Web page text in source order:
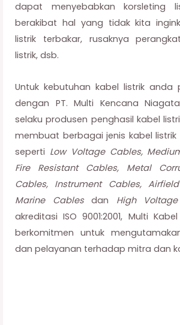
dapat menyebabkan korsleting
berakibat hal yang tidak kita
listrik terbakar, rusaknya
listrik, dsb.
Untuk kebutuhan kabel listrik anda
dengan PT. Multi Kencana
selaku produsen penghasil kabel
membuat berbagai jenis kabel listrik
seperti Low Voltage Cables,
Fire Resistant Cables, Metal
Cables, Instrument Cables,
Marine Cables dan High
akreditasi ISO 9001:2001, Multi
berkomitmen untuk
dan pelayanan terhadap mitra dan